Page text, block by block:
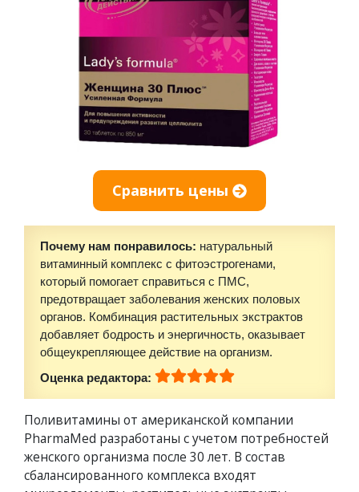
Сравнить цены
Почему нам понравилось: натуральный
витаминный комплекс с фитоэстрогенами,
который помогает справиться с ПМС,
предотвращает заболевания женских половых
органов. Комбинация растительных экстрактов
добавляет бодрость и энергичность, оказывает
общеукрепляющее действие на организм.
Оценка редактора:
Поливитамины от американской компании
PharmaMed разработаны с учетом потребностей
женского организма после 30 лет. В состав
сбалансированного комплекса входят